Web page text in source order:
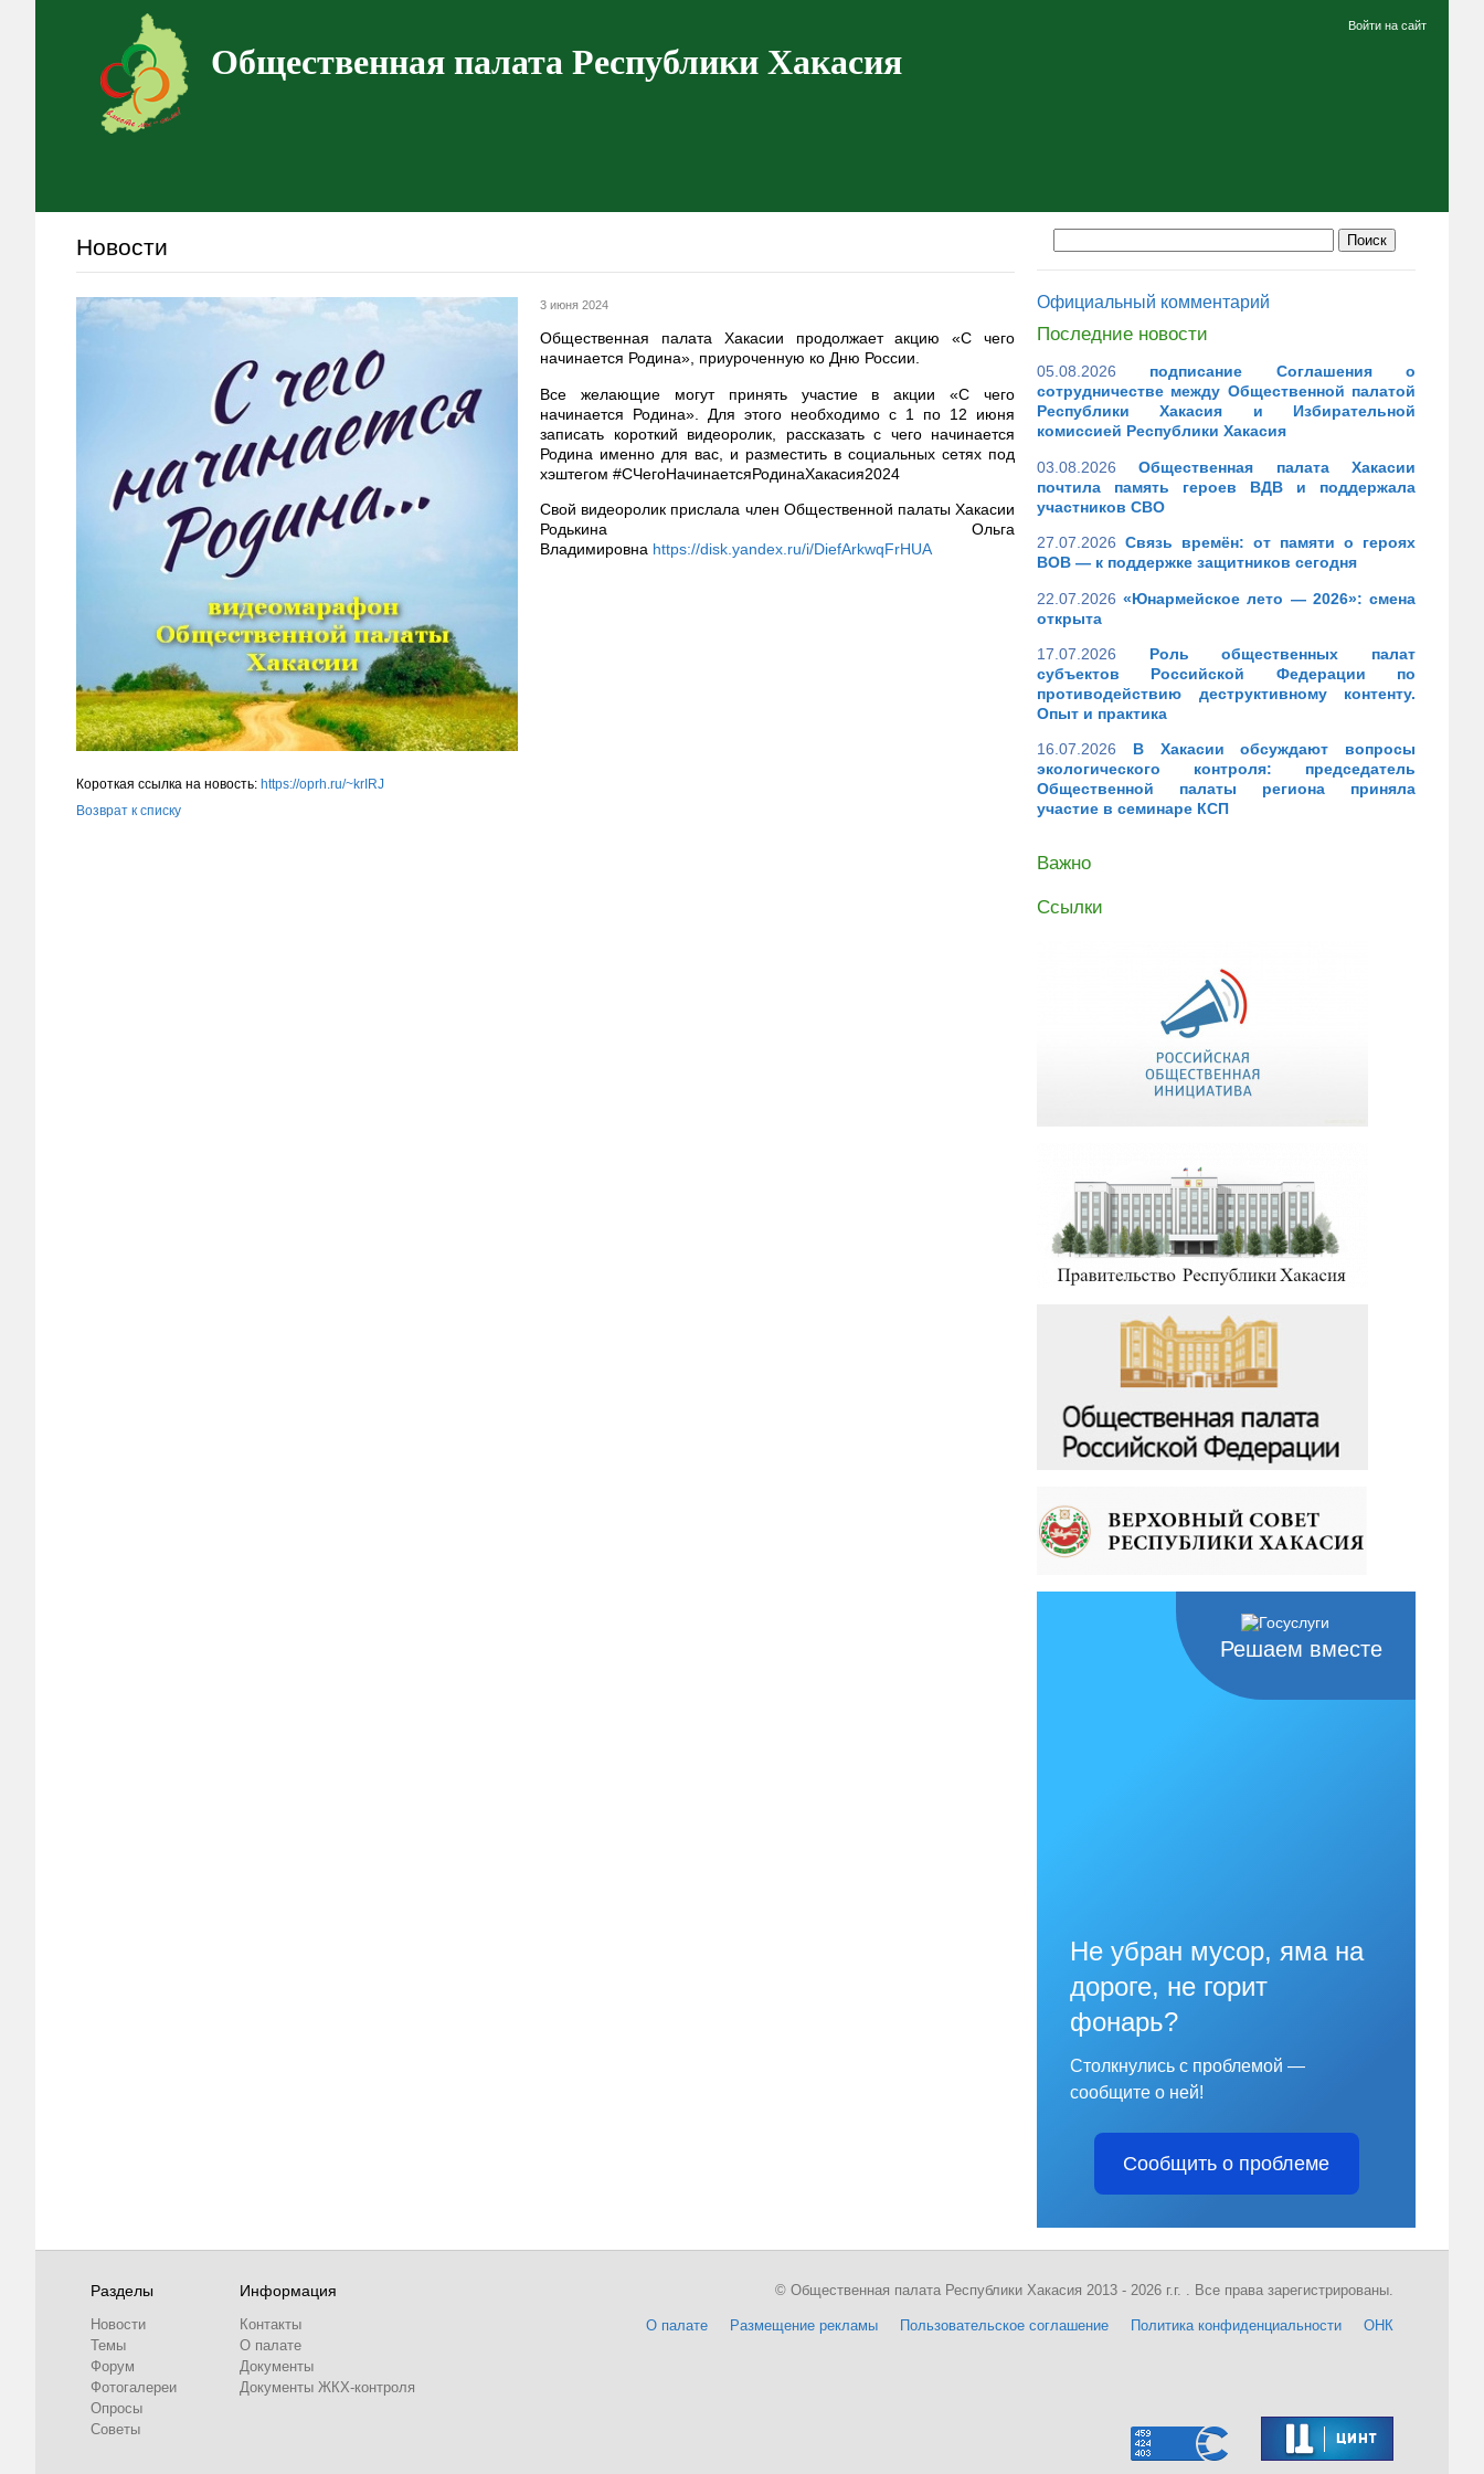
Общественная палата Республики Хакасия
Войти на сайт
Новости
3 июня 2024
Общественная палата Хакасии продолжает акцию «С чего
начинается Родина», приуроченную ко Дню России.
Все желающие могут принять участие в акции «С чего
начинается Родина». Для этого необходимо с 1 по 12 июня
записать короткий видеоролик, рассказать с чего начинается
Родина именно для вас, и разместить в социальных сетях под
хэштегом #СЧегоНачинаетсяРодинаХакасия2024
Свой видеоролик прислала член Общественной палаты Хакасии
Родькина Ольга
Владимировна https://disk.yandex.ru/i/DiefArkwqFrHUA
Короткая ссылка на новость: https://oprh.ru/~krIRJ
Возврат к списку
Официальный комментарий
Последние новости
05.08.2026
подписание Соглашения о
сотрудничестве между Общественной палатой
Республики Хакасия и Избирательной
комиссией Республики Хакасия
03.08.2026
Общественная палата Хакасии
почтила память героев ВДВ и поддержала
участников СВО
27.07.2026 Связь времён: от памяти о героях
ВОВ — к поддержке защитников сегодня
22.07.2026 «Юнармейское лето — 2026»: смена
открыта
17.07.2026
Роль общественных палат
субъектов Российской Федерации по
противодействию деструктивному контенту.
Опыт и практика
16.07.2026
В Хакасии обсуждают вопросы
экологического контроля: председатель
Общественной палаты региона приняла
участие в семинаре КСП
Важно
Ссылки
Решаем вместе
Не убран мусор, яма на
дороге, не горит
фонарь?
Столкнулись с проблемой —
сообщите о ней!
Сообщить о проблеме
Разделы
Новости
Темы
Форум
Фотогалереи
Опросы
Советы
Информация
Контакты
О палате
Документы
Документы ЖКХ-контроля
О палате Размещение рекламы Пользовательское соглашение Политика конфиденциальности ОНК
© Общественная палата Республики Хакасия 2013 - 2026 г.г. . Все права зарегистрированы.